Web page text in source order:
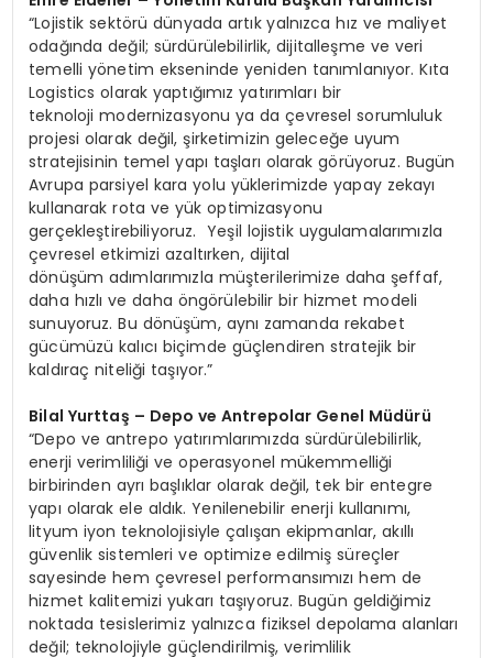
“Lojistik sektörü dünyada artık yalnızca hız ve maliyet
odağında değil; sürdürülebilirlik, dijitalleşme ve veri
temelli yönetim ekseninde yeniden tanımlanıyor. Kıta
Logistics olarak yaptığımız yatırımları bir
teknoloji modernizasyonu ya da çevresel sorumluluk
projesi olarak değil, şirketimizin geleceğe uyum
stratejisinin temel yapı taşları olarak görüyoruz. Bugün
Avrupa parsiyel kara yolu yüklerimizde yapay zekayı
kullanarak rota ve yük optimizasyonu
gerçekleştirebiliyoruz. Yeşil lojistik uygulamalarımızla
çevresel etkimizi azaltırken, dijital
dönüşüm adımlarımızla müşterilerimize daha şeffaf,
daha hızlı ve daha öngörülebilir bir hizmet modeli
sunuyoruz. Bu dönüşüm, aynı zamanda rekabet
gücümüzü kalıcı biçimde güçlendiren stratejik bir
kaldıraç niteliği taşıyor.”
Bilal Yurttaş – Depo ve Antrepolar Genel Müdürü
“Depo ve antrepo yatırımlarımızda sürdürülebilirlik,
enerji verimliliği ve operasyonel mükemmelliği
birbirinden ayrı başlıklar olarak değil, tek bir entegre
yapı olarak ele aldık. Yenilenebilir enerji kullanımı,
lityum iyon teknolojisiyle çalışan ekipmanlar, akıllı
güvenlik sistemleri ve optimize edilmiş süreçler
sayesinde hem çevresel performansımızı hem de
hizmet kalitemizi yukarı taşıyoruz. Bugün geldiğimiz
noktada tesislerimiz yalnızca fiziksel depolama alanları
değil; teknolojiyle güçlendirilmiş, verimlilik